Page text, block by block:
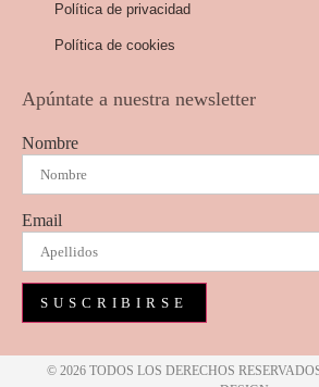
Política de privacidad
Política de cookies
Apúntate a nuestra newsletter
Nombre
Email
SUSCRIBIRSE
© 2026 TODOS LOS DERECHOS